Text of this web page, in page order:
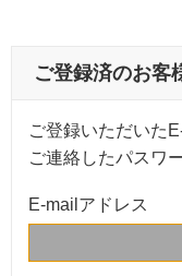
ご登録済のお客
ご登録いただいた
ご連絡したパスワ
E-mailアドレス